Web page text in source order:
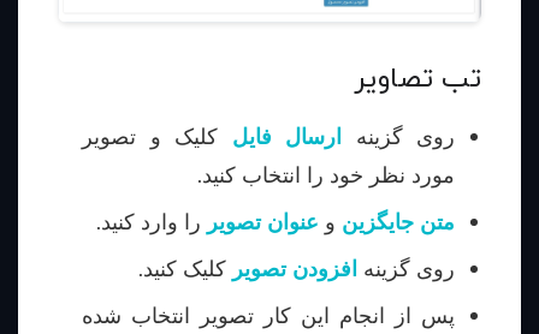
تب تصاویر
روی گزینه ارسال فایل کلیک و تصویر
مورد نظر خود را انتخاب کنید.
متن جایگزین و عنوان تصویر را وارد کنید.
روی گزینه افزودن تصویر کلیک کنید.
پس از انجام این کار تصویر انتخاب شده